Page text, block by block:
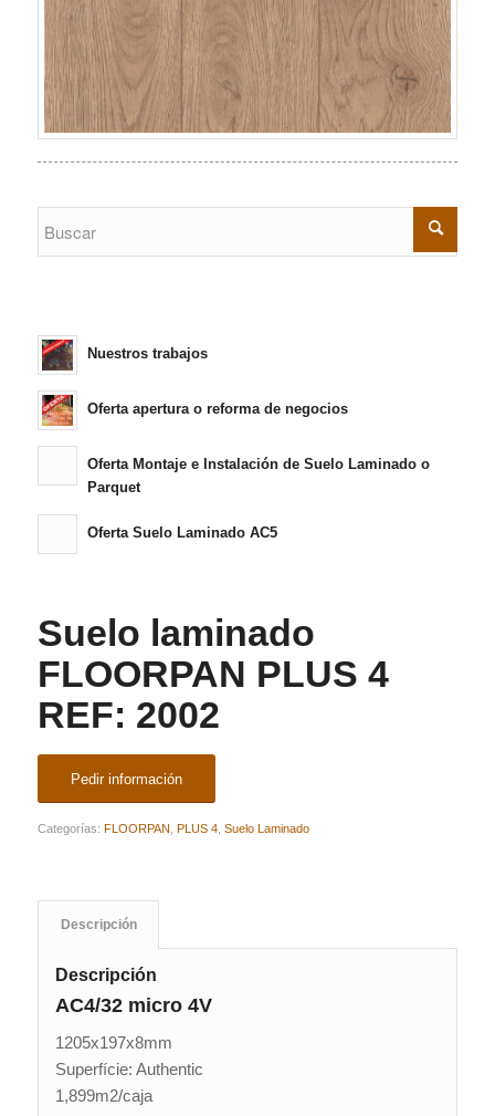
Nuestros trabajos
Oferta apertura o reforma de negocios
Oferta Montaje e Instalación de Suelo Laminado o
Parquet
Oferta Suelo Laminado AC5
Suelo laminado
FLOORPAN PLUS 4
REF: 2002
Pedir información
Categorías: FLOORPAN PLUS 4, Suelo Laminado
Descripción
Descripción
AC4/32 micro 4V
1205x197x8mm
Superfície: Authentic
1,899m2/caja